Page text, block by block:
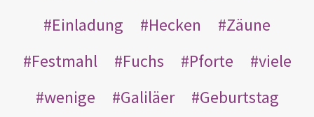
Einladung
Hecken
Zäune
Festmahl
Fuchs Pforte
viele
wenige
Galiläer
Geburtstag